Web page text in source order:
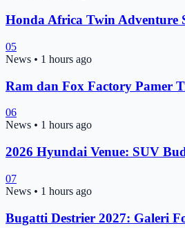
Honda Africa Twin Adventure
05
News • 1 hours ago
Ram dan Fox Factory Pamer
06
News • 1 hours ago
2026 Hyundai Venue: SUV
07
News • 1 hours ago
Bugatti Destrier 2027: Galeri